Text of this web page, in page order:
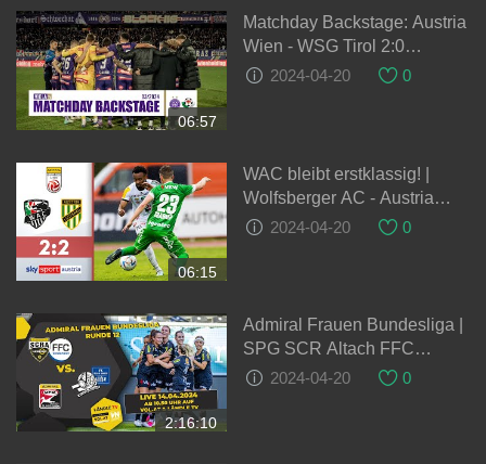
06:57
Matchday Backstage: Austria
Wien - WSG Tirol 2:0
(03/2024) #faklive #Veilchen
2024-04-20 0
06:15
WAC bleibt erstklassig! |
Wolfsberger AC - Austria
Lustenau | Highlights -
2024-04-20 0
2:16:10
Admiral Frauen Bundesliga |
SPG SCR Altach FFC
Vorderland vs. FC Blau
2024-04-20 0